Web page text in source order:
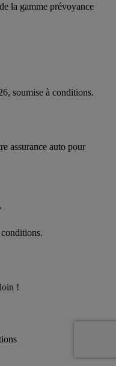
la gamme prévoyance
soumise à conditions.
assurance auto pour
!